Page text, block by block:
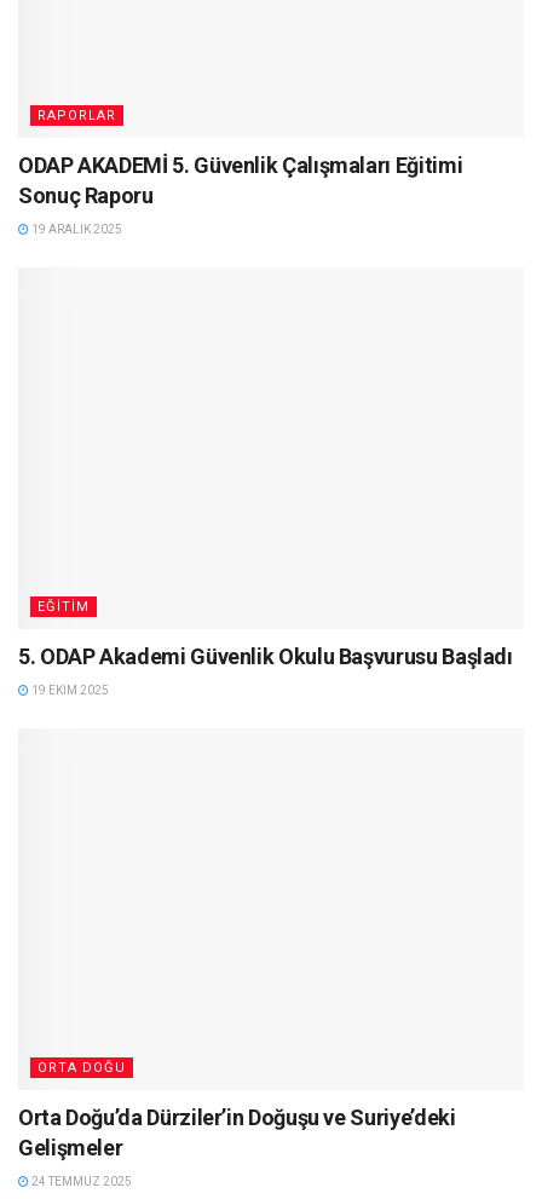
RAPORLAR
ODAP AKADEMİ 5. Güvenlik Çalışmaları Eğitimi
Sonuç Raporu
19 ARALIK 2025
EĞITIM
5. ODAP Akademi Güvenlik Okulu Başvurusu Başladı
19 EKIM 2025
ORTA DOĞU
Orta Doğu’da Dürziler’in Doğuşu ve Suriye’deki
Gelişmeler
24 TEMMUZ 2025